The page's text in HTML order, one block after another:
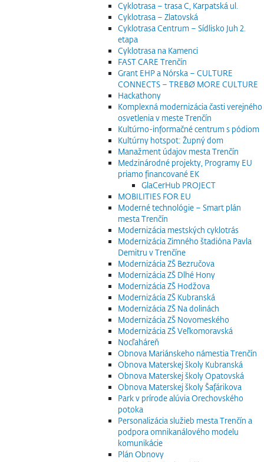
Cyklotrasa – trasa C, Karpatská ul.
Cyklotrasa – Zlatovská
Cyklotrasa Centrum – Sídlisko Juh 2.
etapa
Cyklotrasa na Kamenci
FAST CARE Trenčín
Grant EHP a Nórska – CULTURE
CONNECTS – TREBØ MORE CULTURE
Hackathony
Komplexná modernizácia časti verejného
osvetlenia v meste Trenčín
Kultúrno-informačné centrum s pódiom
Kultúrny hotspot: Župný dom
Manažment údajov mesta Trenčín
Medzinárodné projekty, Programy EU
priamo financované EK
GlaCerHub PROJECT
MOBILITIES FOR EU
Moderné technológie – Smart plán
mesta Trenčín
Modernizácia mestských cyklotrás
Modernizácia Zimného štadióna Pavla
Demitru v Trenčíne
Modernizácia ZŠ Bezručova
Modernizácia ZŠ Dlhé Hony
Modernizácia ZŠ Hodžova
Modernizácia ZŠ Kubranská
Modernizácia ZŠ Na dolinách
Modernizácia ZŠ Novomeského
Modernizácia ZŠ Veľkomoravská
Nocľaháreň
Obnova Mariánskeho námestia Trenčín
Obnova Materskej školy Kubranská
Obnova Materskej školy Opatovská
Obnova Materskej školy Šafárikova
Park v prírode alúvia Orechovského
potoka
Personalizácia služieb mesta Trenčín a
podpora omnikanálového modelu
komunikácie
Plán Obnovy